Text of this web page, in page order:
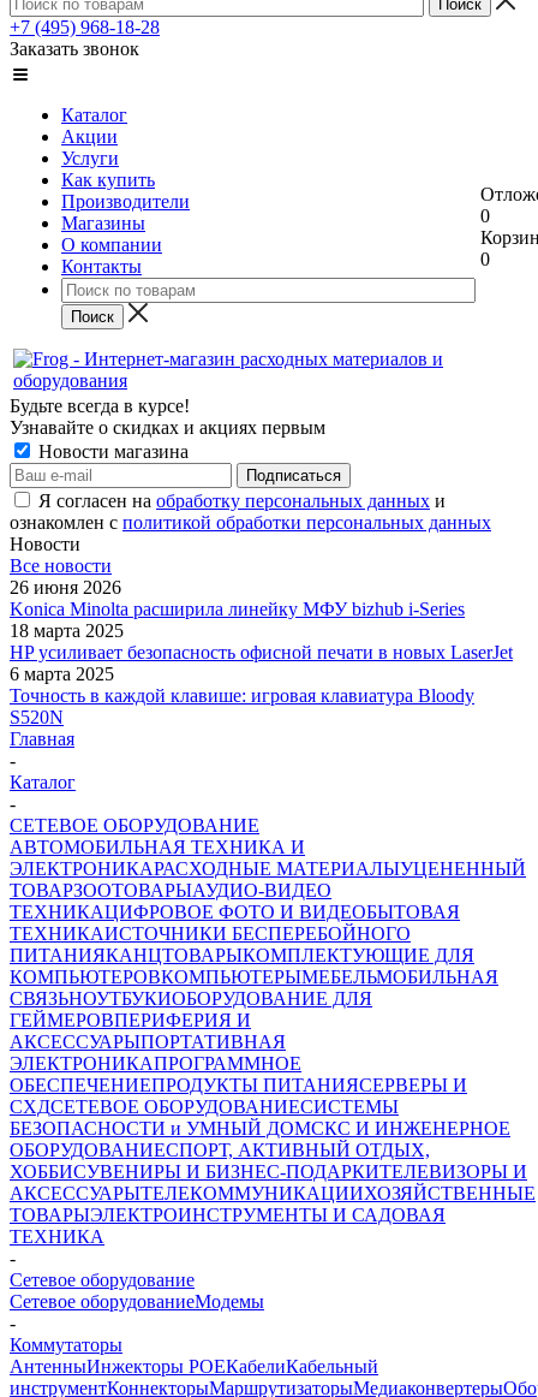
+7 (495) 968-18-28
Заказать звонок
Каталог
Акции
Услуги
Как купить
Производители
Магазины
О компании
Контакты
0
0
Будьте всегда в курсе!
Узнавайте о скидках и акциях первым
Новости магазина
Я согласен на обработку персональных данных и
ознакомлен с политикой обработки персональных данных
Новости
Все новости
26 июня 2026
Konica Minolta расширила линейку МФУ bizhub i-Series
18 марта 2025
HP усиливает безопасность офисной печати в новых LaserJet
6 марта 2025
Точность в каждой клавише: игровая клавиатура Bloody
S520N
Главная
-
Каталог
-
СЕТЕВОЕ ОБОРУДОВАНИЕ
АВТОМОБИЛЬНАЯ ТЕХНИКА И
ЭЛЕКТРОНИКАРАСХОДНЫЕ МАТЕРИАЛЫУЦЕНЕННЫЙ
ТОВАРЗООТОВАРЫАУДИО-ВИДЕО
ТЕХНИКАЦИФРОВОЕ ФОТО И ВИДЕОБЫТОВАЯ
ТЕХНИКАИСТОЧНИКИ БЕСПЕРЕБОЙНОГО
ПИТАНИЯКАНЦТОВАРЫКОМПЛЕКТУЮЩИЕ ДЛЯ
КОМПЬЮТЕРОВКОМПЬЮТЕРЫМЕБЕЛЬМОБИЛЬНАЯ
СВЯЗЬНОУТБУКИОБОРУДОВАНИЕ ДЛЯ
ГЕЙМЕРОВПЕРИФЕРИЯ И
АКСЕССУАРЫПОРТАТИВНАЯ
ЭЛЕКТРОНИКАПРОГРАММНОЕ
ОБЕСПЕЧЕНИЕПРОДУКТЫ ПИТАНИЯСЕРВЕРЫ И
СХДСЕТЕВОЕ ОБОРУДОВАНИЕСИСТЕМЫ
БЕЗОПАСНОСТИ и УМНЫЙ ДОМСКС И ИНЖЕНЕРНОЕ
ОБОРУДОВАНИЕСПОРТ, АКТИВНЫЙ ОТДЫХ,
ХОББИСУВЕНИРЫ И БИЗНЕС-ПОДАРКИТЕЛЕВИЗОРЫ И
АКСЕССУАРЫТЕЛЕКОММУНИКАЦИИХОЗЯЙСТВЕННЫЕ
ТОВАРЫЭЛЕКТРОИНСТРУМЕНТЫ И САДОВАЯ
ТЕХНИКА
-
Cетевое оборудование
Cетевое оборудованиеМодемы
-
Коммутаторы
АнтенныИнжекторы POEКабелиКабельный
инструментКоннекторыМаршрутизаторыМедиаконвертеры